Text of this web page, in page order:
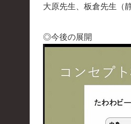
大原先生、板倉先生（
◎今後の展開